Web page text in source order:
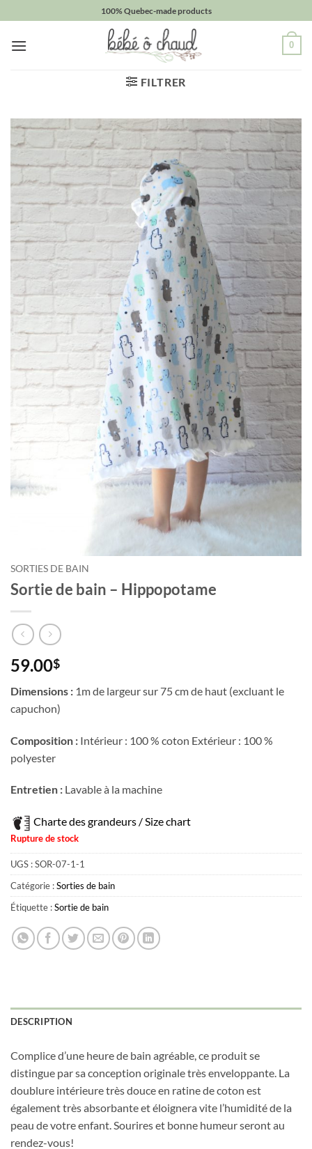
au
contenu
100% Quebec-made products
0
FILTRER
SORTIES DE BAIN
Sortie de bain – Hippopotame
59.00$
Dimensions : 1m de largeur sur 75 cm de haut (excluant le
capuchon)
Composition : Intérieur : 100 % coton Extérieur : 100 %
polyester
Entretien : Lavable à la machine
Charte des grandeurs / Size chart
Rupture de stock
UGS :SOR-07-1-1
Catégorie :Sorties de bain
Étiquette :Sortie de bain
DESCRIPTION
Complice d’une heure de bain agréable, ce produit se
distingue par sa conception originale très enveloppante. La
doublure intérieure très douce en ratine de coton est
également très absorbante et éloignera vite l’humidité de la
peau de votre enfant. Sourires et bonne humeur seront au
rendez-vous!
prochaine commande en vous inscrivant à
notre infolettre!
Courriel*